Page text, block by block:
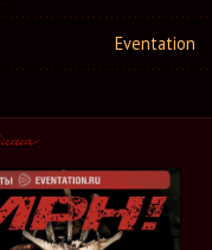
Eventation